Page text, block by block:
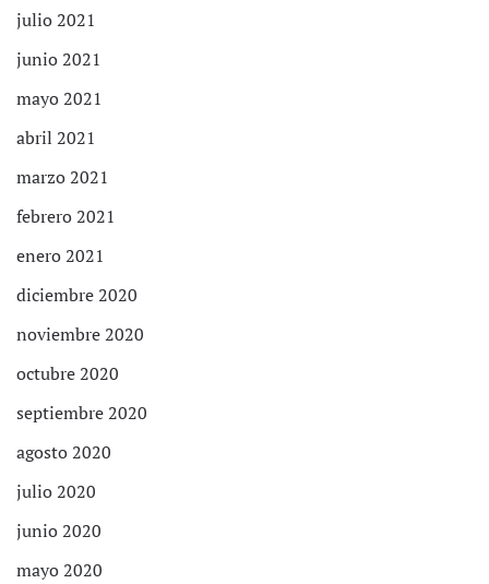
julio 2021
junio 2021
mayo 2021
abril 2021
marzo 2021
febrero 2021
enero 2021
diciembre 2020
noviembre 2020
octubre 2020
septiembre 2020
agosto 2020
julio 2020
junio 2020
mayo 2020